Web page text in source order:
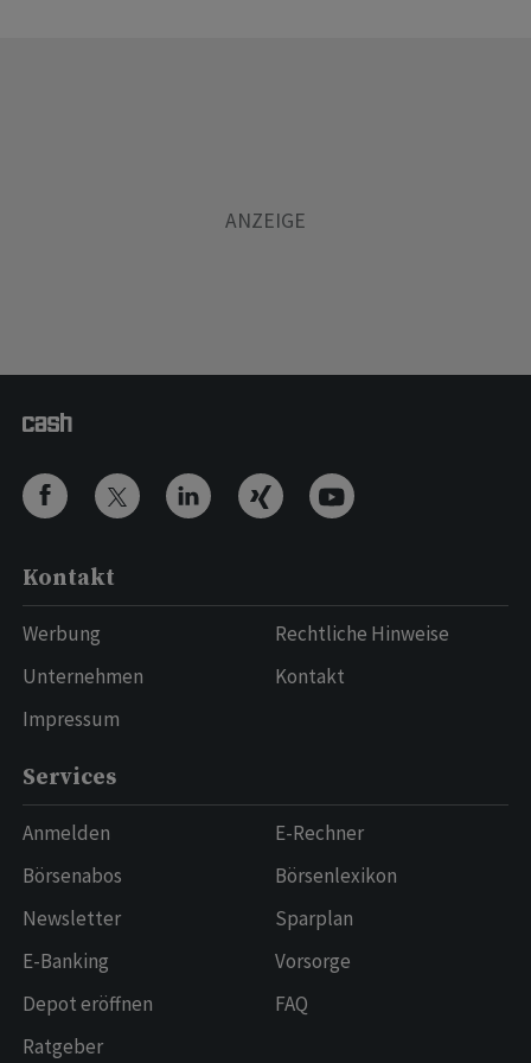
Kontakt
Werbung
Unternehmen
Impressum
Rechtliche Hinweise
Kontakt
Services
Anmelden
Börsenabos
Newsletter
E-Banking
Depot eröffnen
Ratgeber
E-Rechner
Börsenlexikon
Sparplan
Vorsorge
FAQ